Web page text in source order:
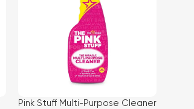
Pink Stuff Multi-Purpose Cleaner